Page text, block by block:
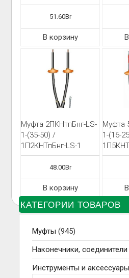
51.60Br
В корзину
Муфта 2ПКНтпБнг-LS-
1-(35-50) /
1П2КНТпБнг-LS-1
48.00Br
В корзину
Муфта
1-(16-
КАТЕГОРИИ ТОВАРОВ
Муфты (945)
Наконечники, соединители
Инструменты и аксессуары